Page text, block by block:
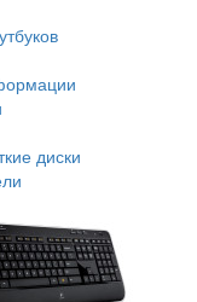
диски